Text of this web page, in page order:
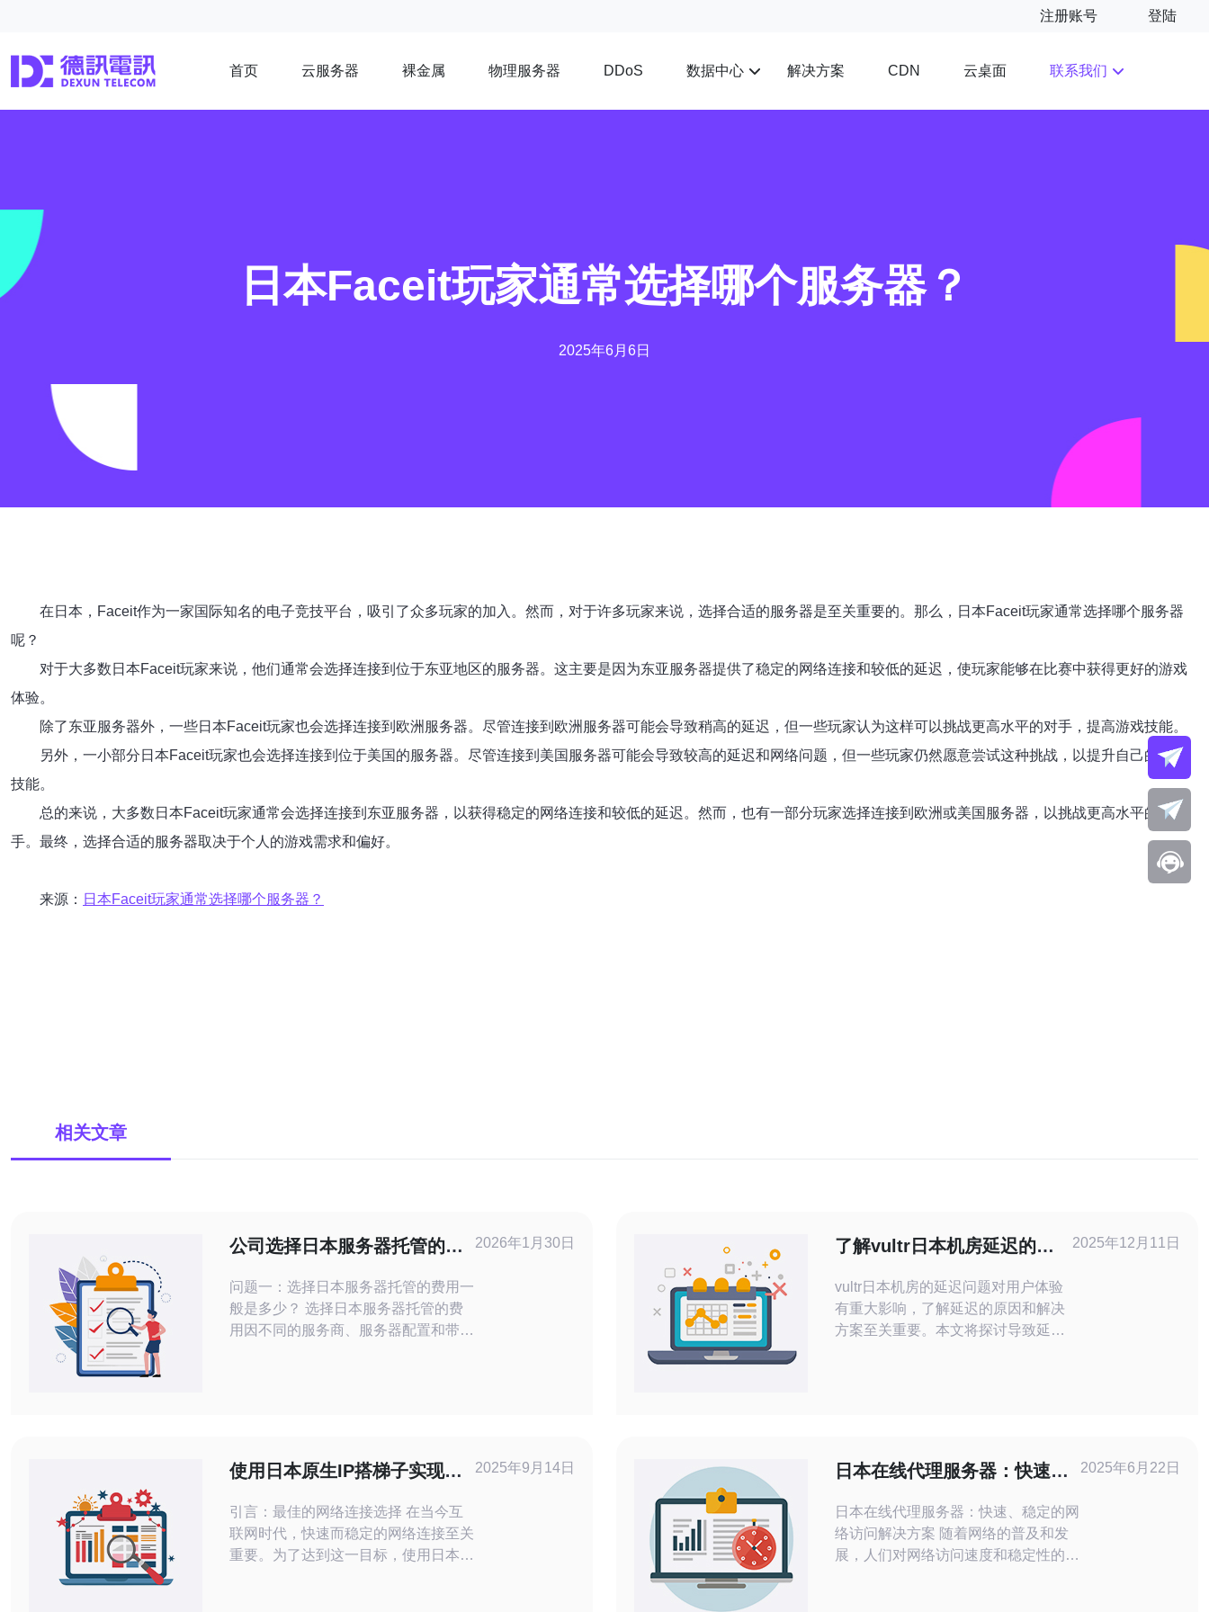
注册账号 登陆
首页 云服务器 裸金属 物理服务器 DDoS 数据中心 解决方案 CDN 云桌面 联系我们
日本Faceit玩家通常选择哪个服务器？
2025年6月6日
在日本，Faceit作为一家国际知名的电子竞技平台，吸引了众多玩家的加入。然而，对于许多玩家来说，选择合适的服务器是至关重要的。那么，日本Faceit玩家通常选择哪个服务器
呢？
对于大多数日本Faceit玩家来说，他们通常会选择连接到位于东亚地区的服务器。这主要是因为东亚服务器提供了稳定的网络连接和较低的延迟，使玩家能够在比赛中获得更好的游戏
体验。
除了东亚服务器外，一些日本Faceit玩家也会选择连接到欧洲服务器。尽管连接到欧洲服务器可能会导致稍高的延迟，但一些玩家认为这样可以挑战更高水平的对手，提高游戏技能。
另外，一小部分日本Faceit玩家也会选择连接到位于美国的服务器。尽管连接到美国服务器可能会导致较高的延迟和网络问题，但一些玩家仍然愿意尝试这种挑战，以提升自己的游戏
技能。
总的来说，大多数日本Faceit玩家通常会选择连接到东亚服务器，以获得稳定的网络连接和较低的延迟。然而，也有一部分玩家选择连接到欧洲或美国服务器，以挑战更高水平的对
手。最终，选择合适的服务器取决于个人的游戏需求和偏好。
来源： 日本Faceit玩家通常选择哪个服务器？
相关文章
公司选择日本服务器托管的费
问题一：选择日本服务器托管的费用一
般是多少？ 选择日本服务器托管的费
用因不同的服务商、服务器配置和带宽
3000元）之间。此外，特殊配置、管
理
2026年1月30日
了解vultr日本机房延迟的原
vultr日本机房的延迟问题对用户体验
有重大影响，了解延迟的原因和解决
方案至关重要。本文将探讨导致延迟
延迟的高低直接影响到用户在使用服
务器或VPS时的体验。例如，延迟过
高会导致网页加
2025年12月11日
使用日本原生IP搭梯子实现流
引言：最佳的网络连接选择 在当今互
联网时代，快速而稳定的网络连接至关
重要。为了达到这一目标，使用日本原
2025年9月14日
日本在线代理服务器：快速、
日本在线代理服务器：快速、稳定的网
络访问解决方案 随着网络的普及和发
展，人们对网络访问速度和稳定性的要
2025年6月22日